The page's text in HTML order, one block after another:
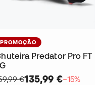
PROMOÇÃO
Predator Pro FT
€135,99 €−15%